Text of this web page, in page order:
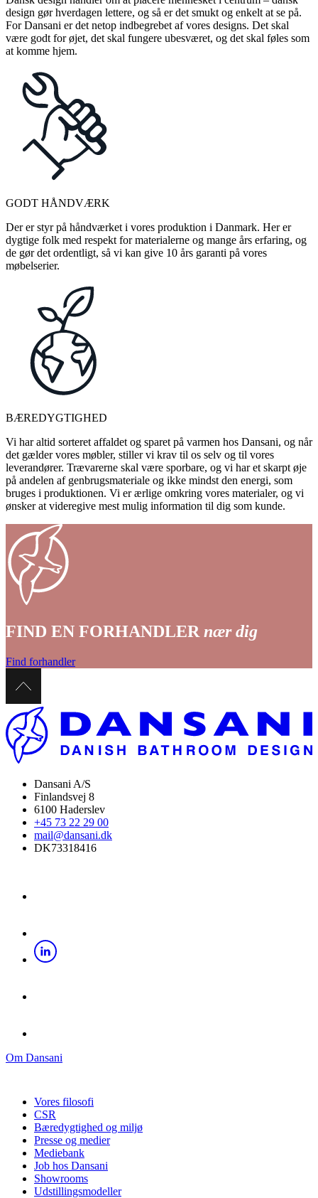
design gør hverdagen lettere, og så er det smukt og enkelt at se på.
For Dansani er det netop indbegrebet af vores designs. Det skal
være godt for øjet, det skal fungere ubesværet, og det skal føles som
at komme hjem.
GODT HÅNDVÆRK
Der er styr på håndværket i vores produktion i Danmark. Her er
dygtige folk med respekt for materialerne og mange års erfaring, og
de gør det ordentligt, så vi kan give 10 års garanti på vores
møbelserier.
BÆREDYGTIGHED
Vi har altid sorteret affaldet og sparet på varmen hos Dansani, og når
det gælder vores møbler, stiller vi krav til os selv og til vores
leverandører. Trævarerne skal være sporbare, og vi har et skarpt øje
på andelen af genbrugsmateriale og ikke mindst den energi, som
bruges i produktionen. Vi er ærlige omkring vores materialer, og vi
ønsker at videregive mest mulig information til dig som kunde.
FIND EN FORHANDLER nær dig
Find forhandler
Dansani A/S
Finlandsvej 8
6100 Haderslev
+45 73 22 29 00
mail@dansani.dk
DK73318416
Om Dansani
Vores filosofi
CSR
Bæredygtighed og miljø
Presse og medier
Mediebank
Job hos Dansani
Showrooms
Udstillingsmodeller